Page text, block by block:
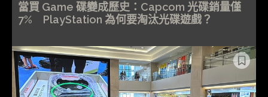
當買 Game 碟變成歷史：Capcom 光碟銷量僅
7% PlayStation 為何要淘汰光碟遊戲？